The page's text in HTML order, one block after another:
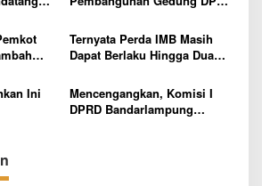
Ternyata Perda IMB Masih
Dapat Berlaku Hingga Dua
Ini
Mencengangkan, Komisi I
DPRD Bandarlampung